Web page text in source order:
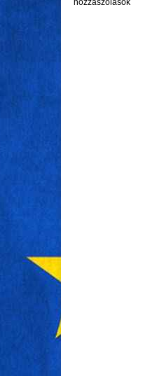
hozzászólások